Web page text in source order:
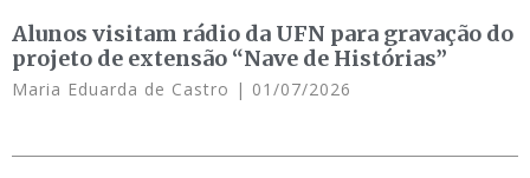
Alunos visitam rádio da UFN para gravação do
projeto de extensão “Nave de Histórias”
Maria Eduarda de Castro 01/07/2026